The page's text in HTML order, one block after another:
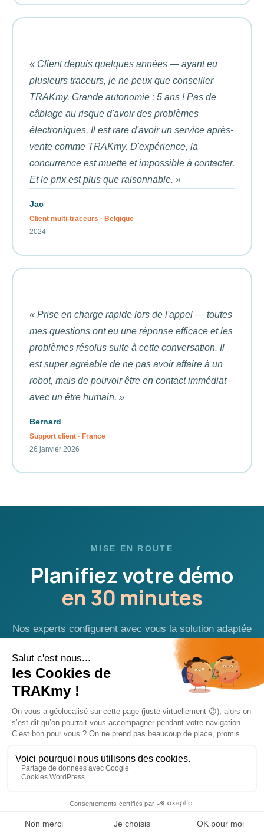
« Client depuis quelques années — ayant eu
plusieurs traceurs, je ne peux que conseiller
TRAKmy. Grande autonomie : 5 ans ! Pas de
câblage au risque d'avoir des problèmes
électroniques. Il est rare d'avoir un service après-
vente comme TRAKmy. D'expérience, la
concurrence est muette et impossible à contacter.
Et le prix est plus que raisonnable. »
Jac
Client multi-traceurs · Belgique
2024
« Prise en charge rapide lors de l'appel — toutes
mes questions ont eu une réponse efficace et les
problèmes résolus suite à cette conversation. Il
est super agréable de ne pas avoir affaire à un
robot, mais de pouvoir être en contact immédiat
avec un être humain. »
Bernard
Support client · France
26 janvier 2026
MISE EN ROUTE
Planifiez votre démo
en 30 minutes
Nos experts configurent avec vous la solution adaptée
à vos actifs, votre secteur et vos volumes.
✓ Démo personnalisée selon vos cas d'usage
✓ Configuration plateforme en direct
✓ Chiffrage et devis sous 24h
Demander Un Devis